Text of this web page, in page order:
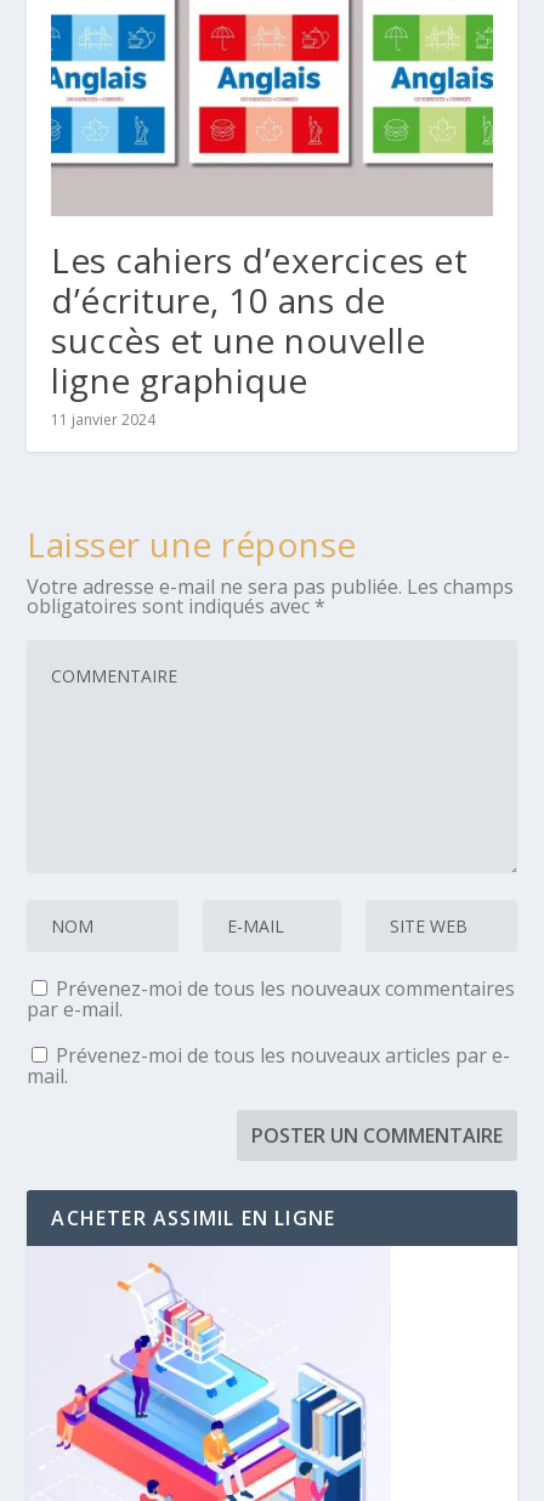
Les cahiers d’exercices et
d’écriture, 10 ans de
succès et une nouvelle
ligne graphique
11 janvier 2024
Laisser une réponse
Votre adresse e-mail ne sera pas publiée. Les champs
obligatoires sont indiqués avec *
Prévenez-moi de tous les nouveaux commentaires
par e-mail.
Prévenez-moi de tous les nouveaux articles par e-
mail.
ACHETER ASSIMIL EN LIGNE